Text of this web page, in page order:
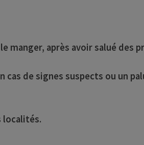
manger, après avoir salué des
cas de signes suspects ou un
localités.